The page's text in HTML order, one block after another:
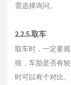
需选择询问。
2.2.5.取车
取车时，一定要
痕，车胎是否有
时可以有个对比